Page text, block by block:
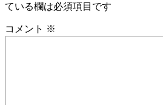
ている欄は必須項目です
コメント ※